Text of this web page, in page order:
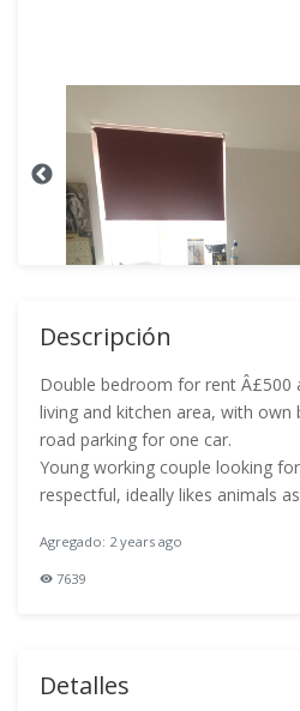
Descripción
Double bedroom for rent Â£500
living and kitchen area, with
road parking for one car.
Young working couple looking
respectful, ideally likes animals
Agregado: 2 years ago
7639
Detalles